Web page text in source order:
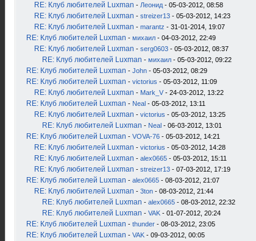
RE: Клуб любителей Luxman - Леонид - 05-03-2012, 08:58
RE: Клуб любителей Luxman - streizer13 - 05-03-2012, 14:23
RE: Клуб любителей Luxman - marantz - 31-01-2014, 19:07
RE: Клуб любителей Luxman - михаил - 04-03-2012, 22:49
RE: Клуб любителей Luxman - serg0603 - 05-03-2012, 08:37
RE: Клуб любителей Luxman - михаил - 05-03-2012, 09:22
RE: Клуб любителей Luxman - John - 05-03-2012, 08:29
RE: Клуб любителей Luxman - victorius - 05-03-2012, 11:09
RE: Клуб любителей Luxman - Mark_V - 24-03-2012, 13:22
RE: Клуб любителей Luxman - Neal - 05-03-2012, 13:11
RE: Клуб любителей Luxman - victorius - 05-03-2012, 13:25
RE: Клуб любителей Luxman - Neal - 06-03-2012, 13:01
RE: Клуб любителей Luxman - VOVA-76 - 05-03-2012, 14:21
RE: Клуб любителей Luxman - victorius - 05-03-2012, 14:28
RE: Клуб любителей Luxman - alex0665 - 05-03-2012, 15:11
RE: Клуб любителей Luxman - streizer13 - 07-03-2012, 17:19
RE: Клуб любителей Luxman - alex0665 - 08-03-2012, 21:07
RE: Клуб любителей Luxman - 3ton - 08-03-2012, 21:44
RE: Клуб любителей Luxman - alex0665 - 08-03-2012, 22:32
RE: Клуб любителей Luxman - VAK - 01-07-2012, 20:24
RE: Клуб любителей Luxman - thunder - 08-03-2012, 23:05
RE: Клуб любителей Luxman - VAK - 09-03-2012, 00:05